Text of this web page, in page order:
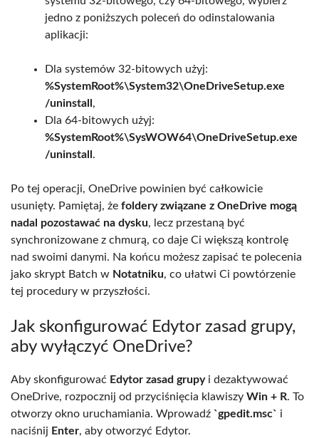
jedno z poniższych poleceń do odinstalowania
aplikacji:
Dla systemów 32-bitowych użyj:
%SystemRoot%\System32\OneDriveSetup.exe
/uninstall ,
Dla 64-bitowych użyj:
%SystemRoot%\SysWOW64\OneDriveSetup.exe
/uninstall .
Po tej operacji, OneDrive powinien być całkowicie
usunięty. Pamiętaj, że foldery związane z OneDrive mogą
nadal pozostawać na dysku, lecz przestaną być
synchronizowane z chmurą, co daje Ci większą kontrolę
nad swoimi danymi. Na końcu możesz zapisać te polecenia
jako skrypt Batch w Notatniku, co ułatwi Ci powtórzenie
tej procedury w przyszłości.
Jak skonfigurować Edytor zasad grupy,
aby wyłączyć OneDrive?
Aby skonfigurować Edytor zasad grupyi dezaktywować
OneDrive, rozpocznij od przyciśnięcia klawiszy Win + R. To
otworzy okno uruchamiania. Wprowadź `gpedit.msc` i
naciśnij Enter, aby otworzyć Edytor.